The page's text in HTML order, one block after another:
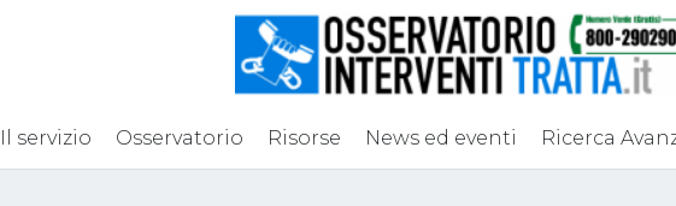
Il servizio Osservatorio Risorse News ed eventi Ricerca